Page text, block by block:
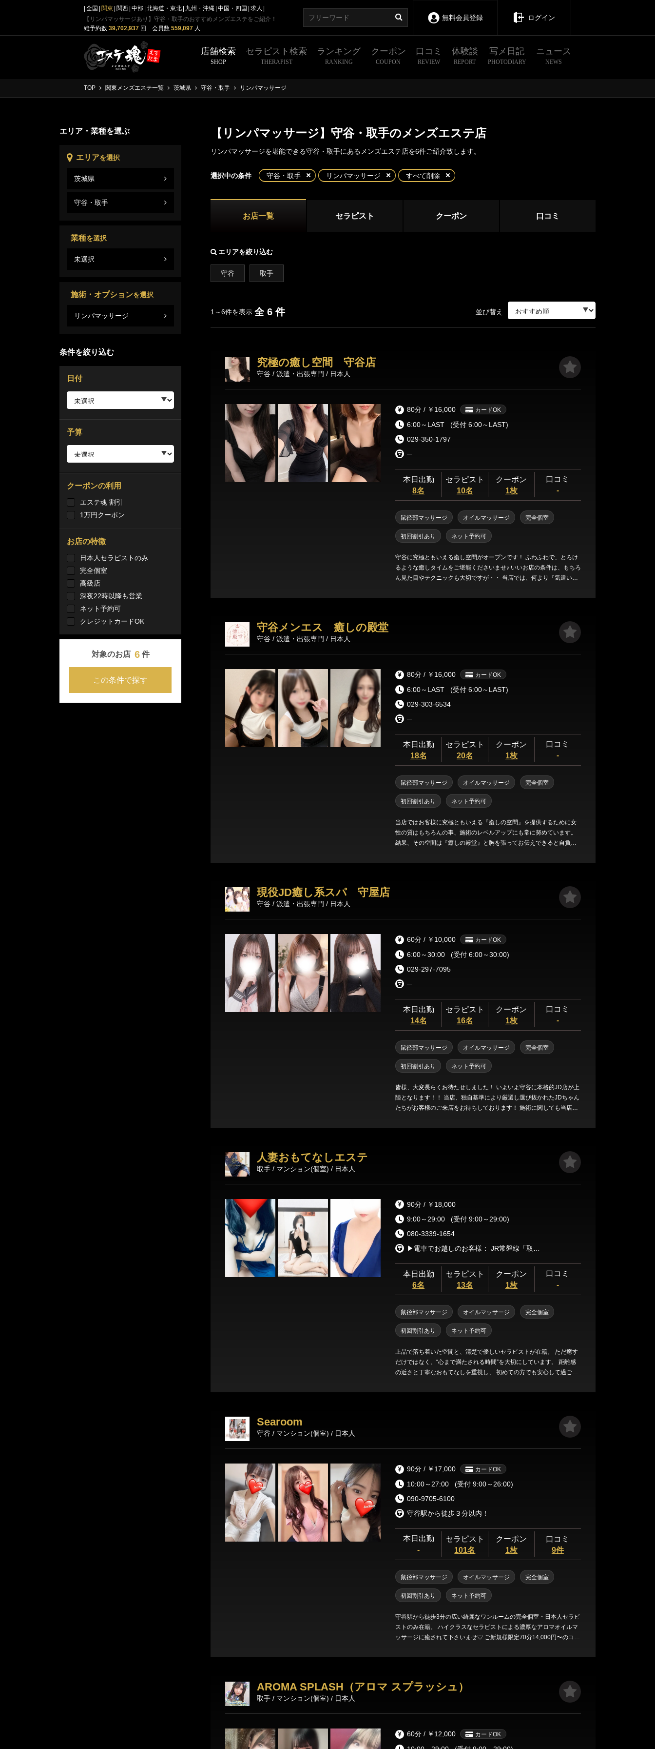
全国 関東 関西 中部 北海道・東北 九州・沖縄 中国・四国
求人
【リンパマッサージあり】守谷・取手のおすすめメンズエステをご紹介！
総予約数 39,702,937 回 会員数 559,097 人
無料会員登録 ログイン
店舗検索
SHOP
セラピスト検索
THERAPIST
ランキング
RANKING
クーポン
COUPON
口コミ
REVIEW
体験談
REPORT
写メ日記
PHOTODIARY
ニュース
NEWS
TOP 関東メンズエステ一覧 茨城県 守谷・取手 リンパマッサージ
【リンパマッサージ】守谷・取手のメンズエステ店
リンパマッサージを堪能できる守谷・取手にあるメンズエステ店を6件ご紹介致します。
選択中の条件 守谷・取手 リンパマッサージ すべて削除
お店一覧 セラピスト クーポン 口コミ
エリアを絞り込む
守谷 取手
1～6件を表示 全 6 件 並び替え
究極の癒し空間 守谷店
守谷 / 派遣・出張専門 / 日本人
80分 / ￥16,000 カードOK
6:00～LAST
(受付 6:00～LAST)
029-350-1797
─
本日出勤
8名
セラピスト
10名
クーポン
1枚
口コミ
-
鼠径部マッサージ オイルマッサージ 完全個室
初回割引あり ネット予約可
守谷に究極ともいえる癒し空間がオープンです！ ふわふわで、とろけ
るような癒しタイムをご堪能くださいませ♪ いいお店の条件は、もちろ
ん見た目やテクニックも大切ですが・・ 当店では、何より『気遣いの
が、ご安心くださいませ！もちろん見た目も、施術テクニックも選び
級オイルを使用し、心ゆくまでリラックスタイムをお楽しみいただけ
守谷メンエス 癒しの殿堂
守谷 / 派遣・出張専門 / 日本人
80分 / ￥16,000 カードOK
6:00～LAST
(受付 6:00～LAST)
029-303-6534
─
本日出勤
18名
セラピスト
20名
クーポン
1枚
口コミ
-
鼠径部マッサージ オイルマッサージ 完全個室
初回割引あり ネット予約可
当店ではお客様に究極ともいえる『癒しの空間』を提供するために女
性の質はもちろんの事、施術のレベルアップにも常に努めています。
結果、その空間は『癒しの殿堂』と胸を張ってお伝えできると自負し
性にお会いしても必ずやご納得いただけるかとおもいます。 施術に関
わせて行い、必ずご満足いただけるかと思います。 当店のレベルの高
さは、一度ご利用いただけましたら『論より証拠』、すぐにご理解い
現役JD癒し系スパ 守屋店
守谷 / 派遣・出張専門 / 日本人
60分 / ￥10,000 カードOK
6:00～30:00
(受付 6:00～30:00)
029-297-7095
─
本日出勤
14名
セラピスト
16名
クーポン
1枚
口コミ
-
鼠径部マッサージ オイルマッサージ 完全個室
初回割引あり ネット予約可
皆様、大変長らくお待たせしました！ いよいよ守谷に本格的JD店が上
陸となります！！ 当店、独自基準により厳選し選び抜かれたJDちゃん
たちがお客様のご来店をお待ちしております！ 施術に関しても当店独
ざいません！ 女の子も可愛い系から、ちょっとお姉さん系、背の高い
きに、呼びたい場所へセラピストを派遣させて頂きます。 論より証
人妻おもてなしエステ
取手 / マンション(個室) / 日本人
90分 / ￥18,000
9:00～29:00
(受付 9:00～29:00)
080-3339-1654
本日出勤
6名
セラピスト
13名
クーポン
1枚
口コミ
-
鼠径部マッサージ オイルマッサージ 完全個室
初回割引あり ネット予約可
上品で落ち着いた空間と、清楚で優しいセラピストが在籍。 ただ癒す
だけではなく、“心まで満たされる時間”を大切にしています。 距離感
の近さと丁寧なおもてなしを重視し、 初めての方でも安心して過ごせ
度体験すると、自然とまた足を運びたくなる—— そんな“余韻の残る癒
Searoom
守谷 / マンション(個室) / 日本人
90分 / ￥17,000 カードOK
10:00～27:00
(受付 9:00～26:00)
090-9705-6100
守谷駅から徒歩３分以内！
本日出勤
-
セラピスト
101名
クーポン
1枚
口コミ
9件
鼠径部マッサージ オイルマッサージ 完全個室
初回割引あり ネット予約可
守谷駅から徒歩3分の広い綺麗なワンルームの完全個室・日本人セラピ
ストのみ在籍。 ハイクラスなセラピストによる濃厚なアロマオイルマ
ッサージに癒されて下さいませ♡ ご新規様限定70分14,000円〜のコー
ションでお楽しみくださいませ🙇‍♀️
AROMA SPLASH（アロマ スプラッシュ）
取手 / マンション(個室) / 日本人
60分 / ￥12,000 カードOK
エリア・業種を選ぶ
エリアを選択
茨城県
茨城県
守谷・取手
取手
業種を選択
未選択
出張
施術・オプションを選択
リンパマッサージ
ストレッチ あかすり
条件を絞り込む
日付
予算
クーポンの利用
エステ魂 割引
1万円クーポン
お店の特徴
日本人セラピストのみ
完全個室
高級店
深夜22時以降も営業
ネット予約可
クレジットカードOK
対象のお店 6 件
この条件で探す